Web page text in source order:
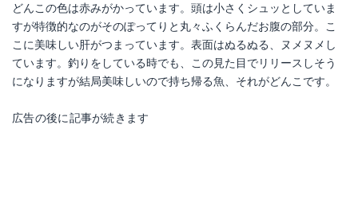
どんこの色は赤みがかっています。頭は小さくシュッとしていま
すが特徴的なのがそのぽってりと丸々ふくらんだお腹の部分。こ
こに美味しい肝がつまっています。表面はぬるぬる、ヌメヌメし
ています。釣りをしている時でも、この見た目でリリースしそう
になりますが結局美味しいので持ち帰る魚、それがどんこです。
広告の後に記事が続きます